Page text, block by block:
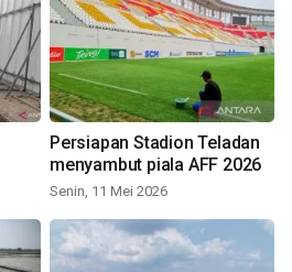
Persiapan Stadion Teladan
menyambut piala AFF 2026
Senin, 11 Mei 2026